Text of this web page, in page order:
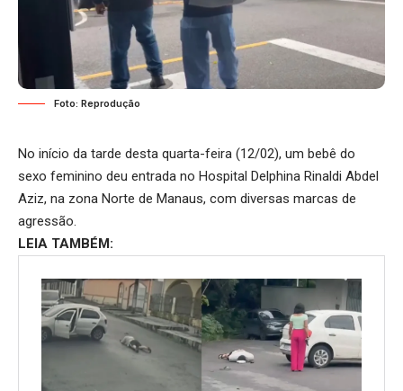
Foto: Reprodução
No início da tarde desta quarta-feira (12/02), um bebê do
sexo feminino deu entrada no Hospital Delphina Rinaldi Abdel
Aziz, na zona Norte de Manaus, com diversas marcas de
agressão.
LEIA TAMBÉM: